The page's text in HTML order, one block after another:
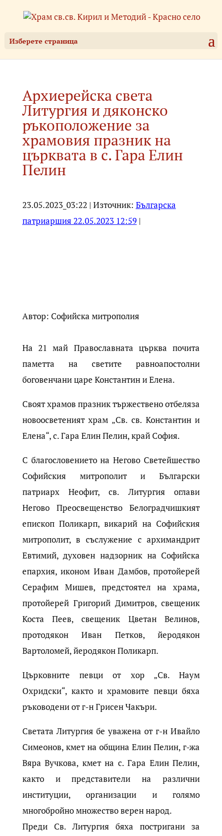
Изберете страница
Архиерейска света
Литургия и дяконско
ръкоположение за
храмовия празник на
църквата в с. Гара Елин
Пелин
23.05.2023_03:22 | Източник: Българска
патриаршия 22.05.2023 12:59|
Автор: Софийска митрополия
На 21 май Православната църква почита
паметта на светите равноапостолни
боговенчани царе Константин и Елена.
Своят храмов празник тържествено отбеляза
новоосветеният храм „Св. св. Константин и
Елена“, с. Гара Елин Пелин, край София.
С благословението на Негово Светейшество
Софийския митрополит и Български
патриарх Неофит, св. Литургия оглави
Негово Преосвещенство Белоградчишкият
епископ Поликарп, викарий на Софийския
митрополит, в съслужение с архимандрит
Евтимий, духовен надзорник на Софийска
епархия, иконом Иван Дамбов, протойерей
Серафим Мишев, предстоятел на храма,
протойерей Григорий Димитров, свещеник
Коста Пеев, свещеник Цветан Велинов,
протодякон Иван Петков, йеродякон
Вартоломей, йеродякон Поликарп.
Църковните певци от хор „Св. Наум
Охридски“, както и храмовите певци бяха
ръководени от г-н Грисен Чакъри.
Светата Литургия бе уважена от г-н Ивайло
Симеонов, кмет на община Елин Пелин, г-жа
Вяра Вучкова, кмет на с. Гара Елин Пелин,
както и представители на различни
институции, организации и голямо
многобройно множество верен народ.
Преди Св. Литургия бяха постригани за